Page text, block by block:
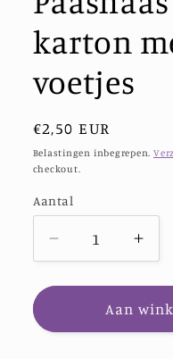
karton
voetjes
Normale
prijs
€2,50 EUR
Belastingen inbegrepen.
checkout.
Aantal
Aantal
Aantal
verlagen
voor
Paashaas
voetjes
voor
Aan